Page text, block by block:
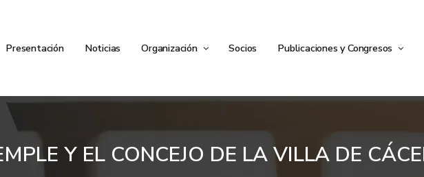
Presentación Noticias Organización Socios Publicaciones y Congresos
Y EL CONCEJO DE LA VILLA DE